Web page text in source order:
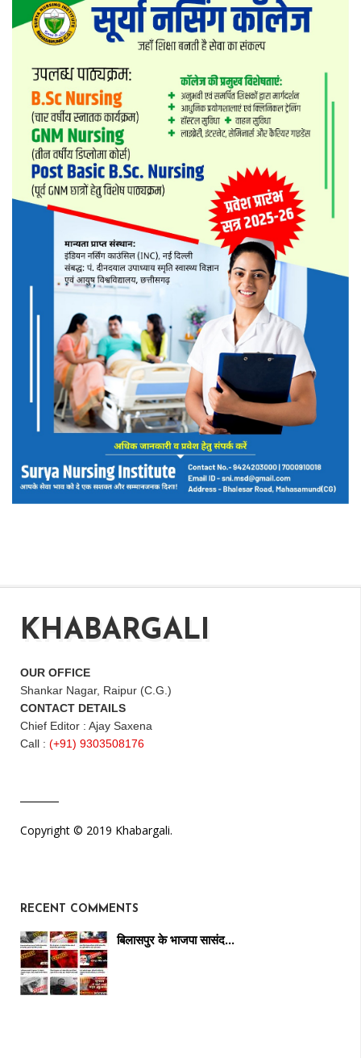
KHABARGALI
OUR OFFICE
Shankar Nagar, Raipur (C.G.)
CONTACT DETAILS
Chief Editor : Ajay Saxena
Call : (+91) 9303508176
Copyright © 2019 Khabargali.
RECENT COMMENTS
बिलासपुर के भाजपा सासंद…